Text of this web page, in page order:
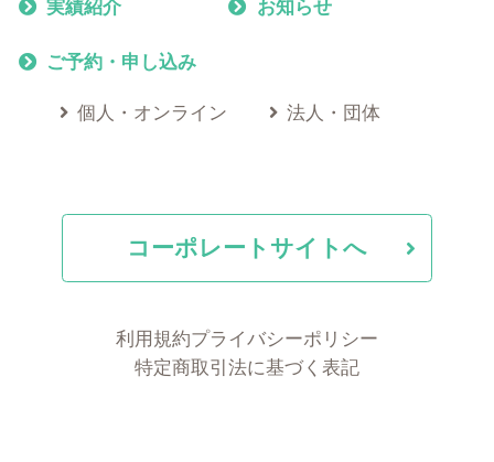
実績紹介
お知らせ
ご予約・申し込み
個人・オンライン 法人・団体
コーポレートサイトへ
利用規約プライバシーポリシー
特定商取引法に基づく表記